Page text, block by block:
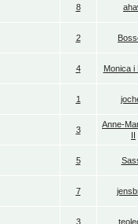
8
2
4 Monica i
1
3
Anne-
II
5
7
3